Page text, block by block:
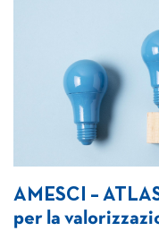
AMESCI –
per la